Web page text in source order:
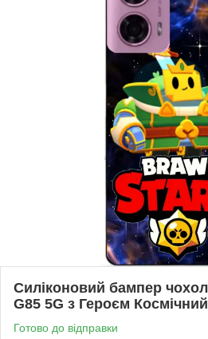
Силіконовий бампер
G85 5G з Героєм
Готово до відправки